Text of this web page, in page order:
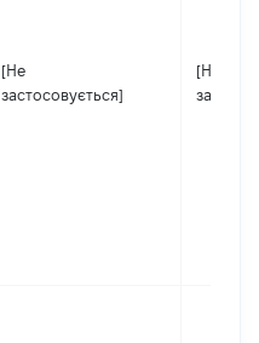
[Не
застосовується]
[Не